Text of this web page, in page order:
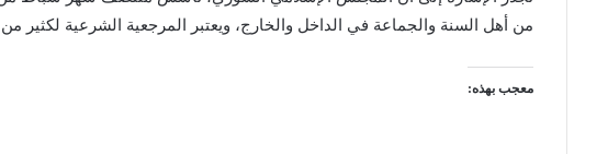
من أهل السنة والجماعة في الداخل والخارج، ويعتبر المرجعية الشرعية لكثير
معجب بهذه: